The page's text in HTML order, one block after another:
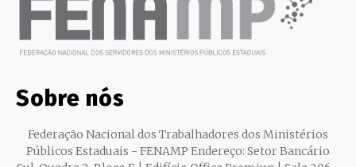
Sobre nós
Federação Nacional dos Trabalhadores dos Ministérios
Públicos Estaduais - FENAMP Endereço: Setor Bancário